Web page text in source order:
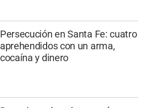
Persecución en Santa Fe: cuatro
aprehendidos con un arma,
cocaína y dinero